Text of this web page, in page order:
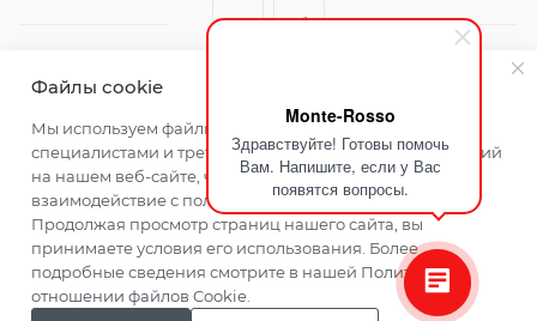
Monte-Rosso
Здравствуйте! Готовы помочь
Вам. Напишите, если у Вас
появятся вопросы.
2026 ©Monte Rosso - магазины обуви и аксессуаров для
женщин
Файлы cookie
Мы используем файлы cookie, разработанные нашими
специалистами и третьими лицами, для анализа событий
на нашем веб-сайте, что позволяет нам улучшать
взаимодействие с пользователями и обслуживание.
Продолжая просмотр страниц нашего сайта, вы
принимаете условия его использования. Более
подробные сведения смотрите в нашей Политике в
отношении файлов Cookie